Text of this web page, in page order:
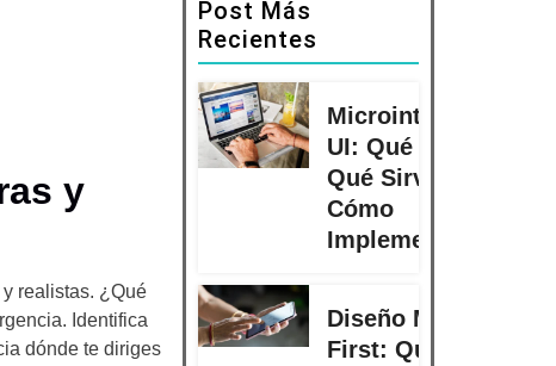
y
realistas. ¿Qué
Identifica
dónde te diriges
Post Más
Recientes
Microinteracciones
UI: Qué Son, Para
Qué Sirven y
Cómo
Implementarlas
Diseño Mobile
First: Qué Es,